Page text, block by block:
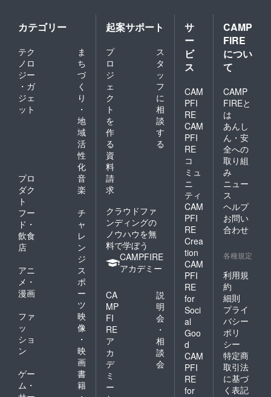
カテゴリー
テク
ノロ
ジー
・ガ
ジェ
ット
ま
ち
づ
く
り
・
地
域
活
性
化
プロ
ダク
ト
音
楽
フー
ド・
飲食
店
チ
ャ
レ
ン
ジ
アニ
メ・
漫画
ス
ポ
ー
ツ
ファ
ッ
ショ
ン
映
像
・
映
画
ゲー
ム・
書
籍
起案サポート
プ
ロ
ジ
ェ
ク
ト
を
作
る
ス
タ
ッ
フ
に
相
談
す
る
資
料
請
求
クラウドファ
ンディングの
ノウハウを無
料で学ぼう
CAMPFIRE
アカデミー
CA
MP
FI
RE
ア
カ
デ
ミ
ー
説
明
会
・
相
談
会
サ
ー
ビ
ス
CAM
PFI
RE
CAM
PFI
RE
コ
ミュ
ニ
ティ
CAM
PFI
RE
Crea
tion
CAM
PFI
RE
for
Soci
al
Goo
d
CAM
PFI
RE
for
CAMP
FIRE
につい
て
CAMP
FIREと
は
あんし
ん・安
全への
取り組
み
ニュー
ス
ヘルプ
お問い
合わせ
各種規定
利用規
約
細則
プライ
バシー
ポリ
シー
特定商
取引法
に基づ
く表記